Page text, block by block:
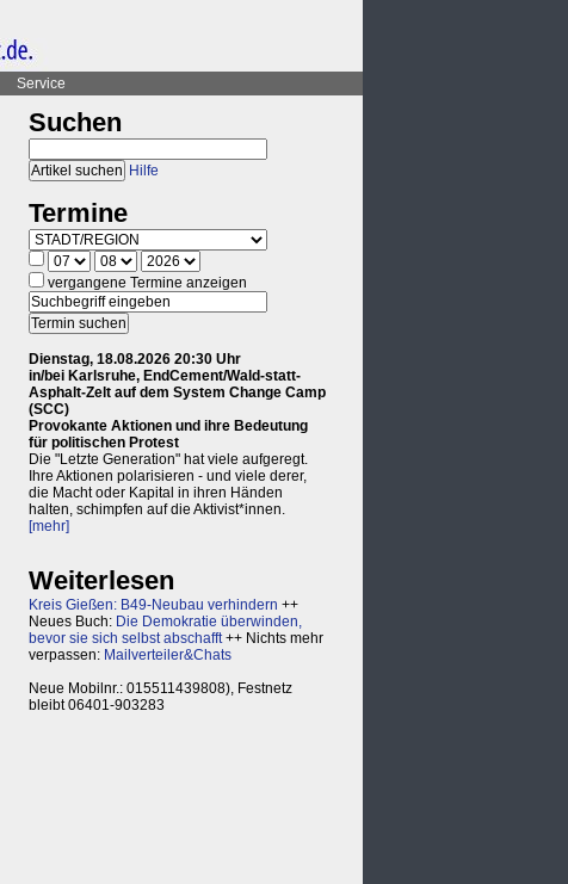
Service
Suchen
Hilfe
Termine
vergangene Termine anzeigen
Dienstag, 18.08.2026 20:30 Uhr
in/bei Karlsruhe, EndCement/Wald-statt-
Asphalt-Zelt auf dem System Change Camp
(SCC)
Provokante Aktionen und ihre Bedeutung
für politischen Protest
Die "Letzte Generation" hat viele aufgeregt.
Ihre Aktionen polarisieren - und viele derer,
die Macht oder Kapital in ihren Händen
halten, schimpfen auf die Aktivist*innen.
[mehr]
Weiterlesen
Kreis Gießen: B49-Neubau verhindern ++
Neues Buch: Die Demokratie überwinden,
bevor sie sich selbst abschafft++ Nichts mehr
verpassen: Mailverteiler&Chats
Neue Mobilnr.: 015511439808), Festnetz
bleibt 06401-903283